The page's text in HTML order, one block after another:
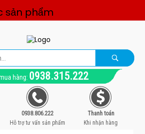
hàng: 0938.315.222
0938.806.222
Hỗ trợ tư vấn sản phẩm
Thanh toán
Khi nhận hàng
sản phẩm